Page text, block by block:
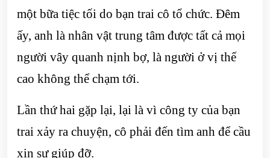
một bữa tiệc tối do bạn trai cô tổ chức. Đêm
ấy, anh là nhân vật trung tâm được tất cả mọi
người vây quanh nịnh bợ, là người ở vị thế
cao không thể chạm tới.
Lần thứ hai gặp lại, lại là vì công ty của bạn
trai xảy ra chuyện, cô phải đến tìm anh để cầu
xin sự giúp đỡ.